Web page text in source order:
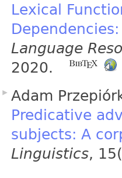
Lexical
Language
2020.
Adam
Predicative
subjects: A
Linguistics,